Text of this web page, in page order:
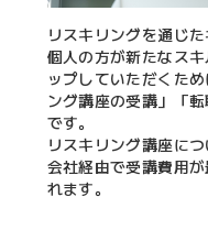
リスキリングを通じ
個人の方が新たなス
ップしていただくた
ング講座の受講」「
です。
リスキリング講座に
会社経由で受講費用
れます。